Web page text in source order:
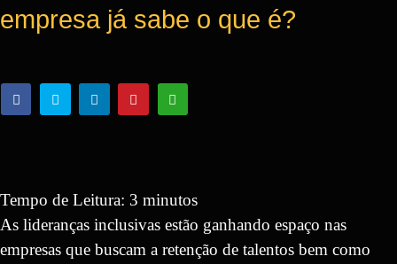
empresa já sabe o que é?
Tempo de Leitura: 3 minutos
As lideranças inclusivas estão ganhando espaço nas
empresas que buscam a retenção de talentos bem como